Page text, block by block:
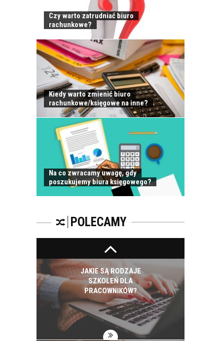
Czy warto zatrudniać biuro
rachunkowe?
Kiedy warto zmienić biuro
rachunkowe/księgowe na inne?
Na co zwracamy uwagę, gdy
poszukujemy biura księgowego?
POLECAMY
JAK POWINNO
WYGLĄDAĆ
PRAWIDŁOWE
SZKOLENIE
PRACOWNIKÓW?
CZĘŚĆ DRUGA!
ROZWÓJ
PRACOWNIKA - JAK O
NIEGO DBAĆ?
PRACOWNICY -
JAKIE SĄ RODZAJE
SZKOLEŃ DLA
PRACOWNIKÓW?